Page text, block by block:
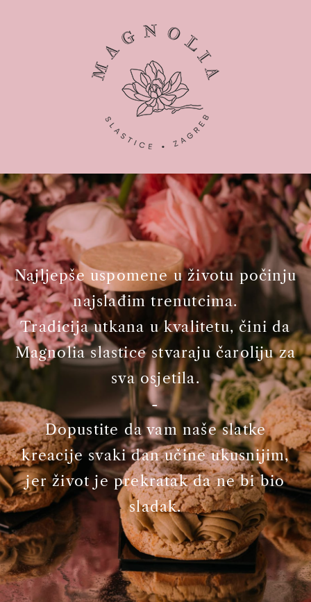
Najljepše uspomene u životu počinju
najslađim trenutcima.
Tradicija utkana u kvalitetu, čini da
Magnolia slastice stvaraju čaroliju za
sva osjetila.
-
Dopustite da vam naše slatke
kreacije svaki dan učine ukusnijim,
jer život je prekratak da ne bi bio
sladak.